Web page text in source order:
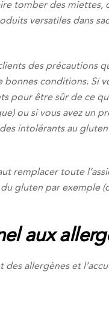
tomber des miettes,
versatiles dans
des précautions
conditions. Si
pour être sûr de ce
ou si vous avez un
intolérants au
remplacer toute
gluten par exemple
aux
allergènes et